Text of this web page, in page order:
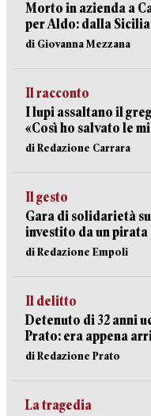
Morto in azienda a
per Aldo: dalla
di Giovanna Mezzana
Il racconto
I lupi assaltano il
«Così ho salvato le
di Redazione Carrara
Il gesto
Gara di solidarietà
investito da un
di Redazione Empoli
Il delitto
Detenuto di 32 anni
Prato: era appena
di Redazione Prato
La tragedia